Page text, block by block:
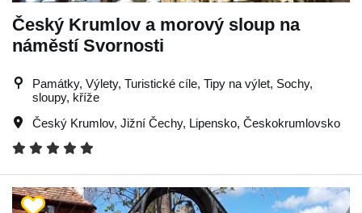
Český Krumlov a morový sloup na
náměstí Svornosti
Památky, Výlety, Turistické cíle, Tipy na výlet, Sochy,
sloupy, kříže
Český Krumlov, Jižní Čechy, Lipensko, Českokrumlovsko